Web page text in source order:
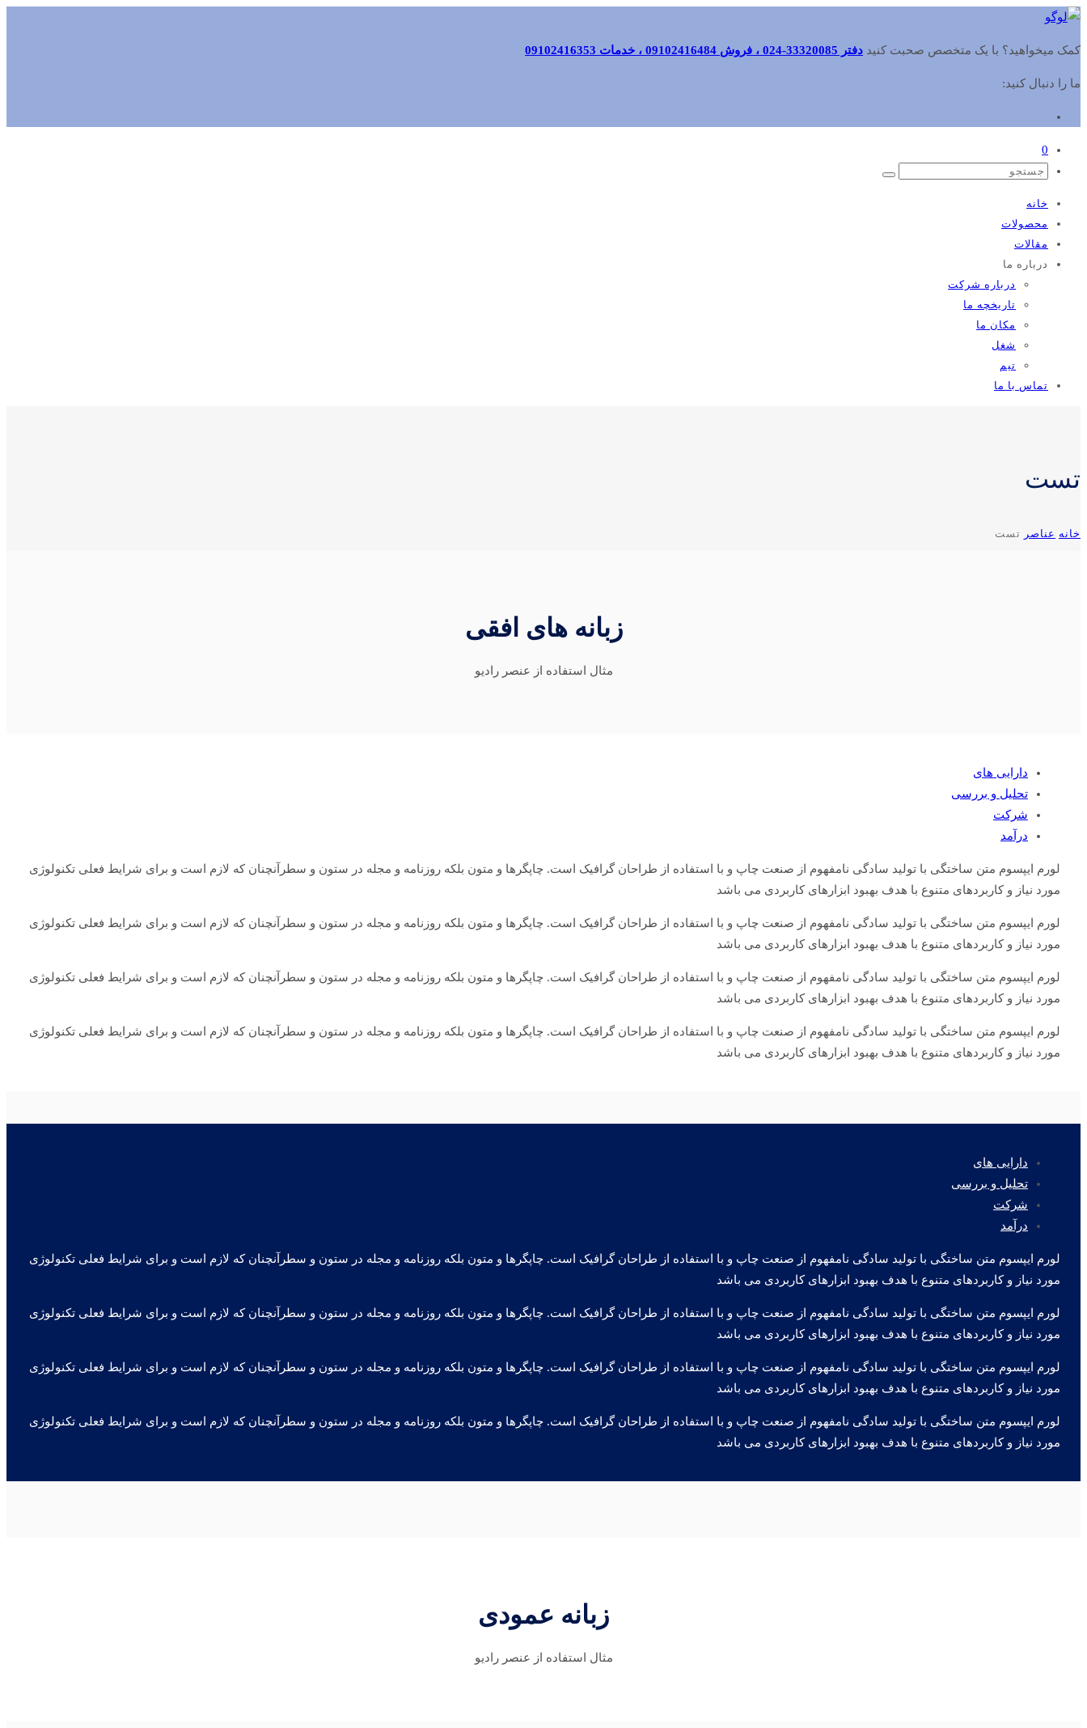
کمک میخواهید؟ با یک متخصص صحبت کنید دفتر 33320085-024 ، فروش 09102416484 ، خدمات 09102416353
ما را دنبال کنید:
0
خانه
محصولات
مقالات
درباره ما
درباره شرکت
تاریخچه ما
مکان ما
شغل
تیم
تماس با ما
تست
خانه عناصر تست
زبانه های افقی
مثال استفاده از عنصر راديو
دارایی های
تحلیل و بررسی
شرکت
درآمد
لورم ایپسوم متن ساختگی با تولید سادگی نامفهوم از صنعت چاپ و با استفاده از طراحان گرافیک است. چاپگرها و متون بلکه روزنامه و مجله در ستون و سطرآنچنان که لازم است و برای شرایط فعلی تکنولوژی
مورد نیاز و کاربردهای متنوع با هدف بهبود ابزارهای کاربردی می باشد
لورم ایپسوم متن ساختگی با تولید سادگی نامفهوم از صنعت چاپ و با استفاده از طراحان گرافیک است. چاپگرها و متون بلکه روزنامه و مجله در ستون و سطرآنچنان که لازم است و برای شرایط فعلی تکنولوژی
مورد نیاز و کاربردهای متنوع با هدف بهبود ابزارهای کاربردی می باشد
لورم ایپسوم متن ساختگی با تولید سادگی نامفهوم از صنعت چاپ و با استفاده از طراحان گرافیک است. چاپگرها و متون بلکه روزنامه و مجله در ستون و سطرآنچنان که لازم است و برای شرایط فعلی تکنولوژی
مورد نیاز و کاربردهای متنوع با هدف بهبود ابزارهای کاربردی می باشد
لورم ایپسوم متن ساختگی با تولید سادگی نامفهوم از صنعت چاپ و با استفاده از طراحان گرافیک است. چاپگرها و متون بلکه روزنامه و مجله در ستون و سطرآنچنان که لازم است و برای شرایط فعلی تکنولوژی
مورد نیاز و کاربردهای متنوع با هدف بهبود ابزارهای کاربردی می باشد
دارایی های
تحلیل و بررسی
شرکت
درآمد
لورم ایپسوم متن ساختگی با تولید سادگی نامفهوم از صنعت چاپ و با استفاده از طراحان گرافیک است. چاپگرها و متون بلکه روزنامه و مجله در ستون و سطرآنچنان که لازم است و برای شرایط فعلی تکنولوژی
مورد نیاز و کاربردهای متنوع با هدف بهبود ابزارهای کاربردی می باشد
لورم ایپسوم متن ساختگی با تولید سادگی نامفهوم از صنعت چاپ و با استفاده از طراحان گرافیک است. چاپگرها و متون بلکه روزنامه و مجله در ستون و سطرآنچنان که لازم است و برای شرایط فعلی تکنولوژی
مورد نیاز و کاربردهای متنوع با هدف بهبود ابزارهای کاربردی می باشد
لورم ایپسوم متن ساختگی با تولید سادگی نامفهوم از صنعت چاپ و با استفاده از طراحان گرافیک است. چاپگرها و متون بلکه روزنامه و مجله در ستون و سطرآنچنان که لازم است و برای شرایط فعلی تکنولوژی
مورد نیاز و کاربردهای متنوع با هدف بهبود ابزارهای کاربردی می باشد
لورم ایپسوم متن ساختگی با تولید سادگی نامفهوم از صنعت چاپ و با استفاده از طراحان گرافیک است. چاپگرها و متون بلکه روزنامه و مجله در ستون و سطرآنچنان که لازم است و برای شرایط فعلی تکنولوژی
مورد نیاز و کاربردهای متنوع با هدف بهبود ابزارهای کاربردی می باشد
زبانه عمودی
مثال استفاده از عنصر راديو